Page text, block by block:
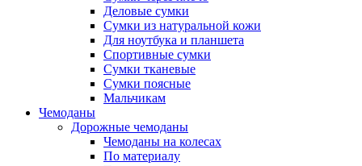
Деловые сумки
Сумки из натуральной кожи
Для ноутбука и планшета
Спортивные сумки
Сумки тканевые
Сумки поясные
Мальчикам
Чемоданы
Дорожные чемоданы
Чемоданы на колесах
По материалу